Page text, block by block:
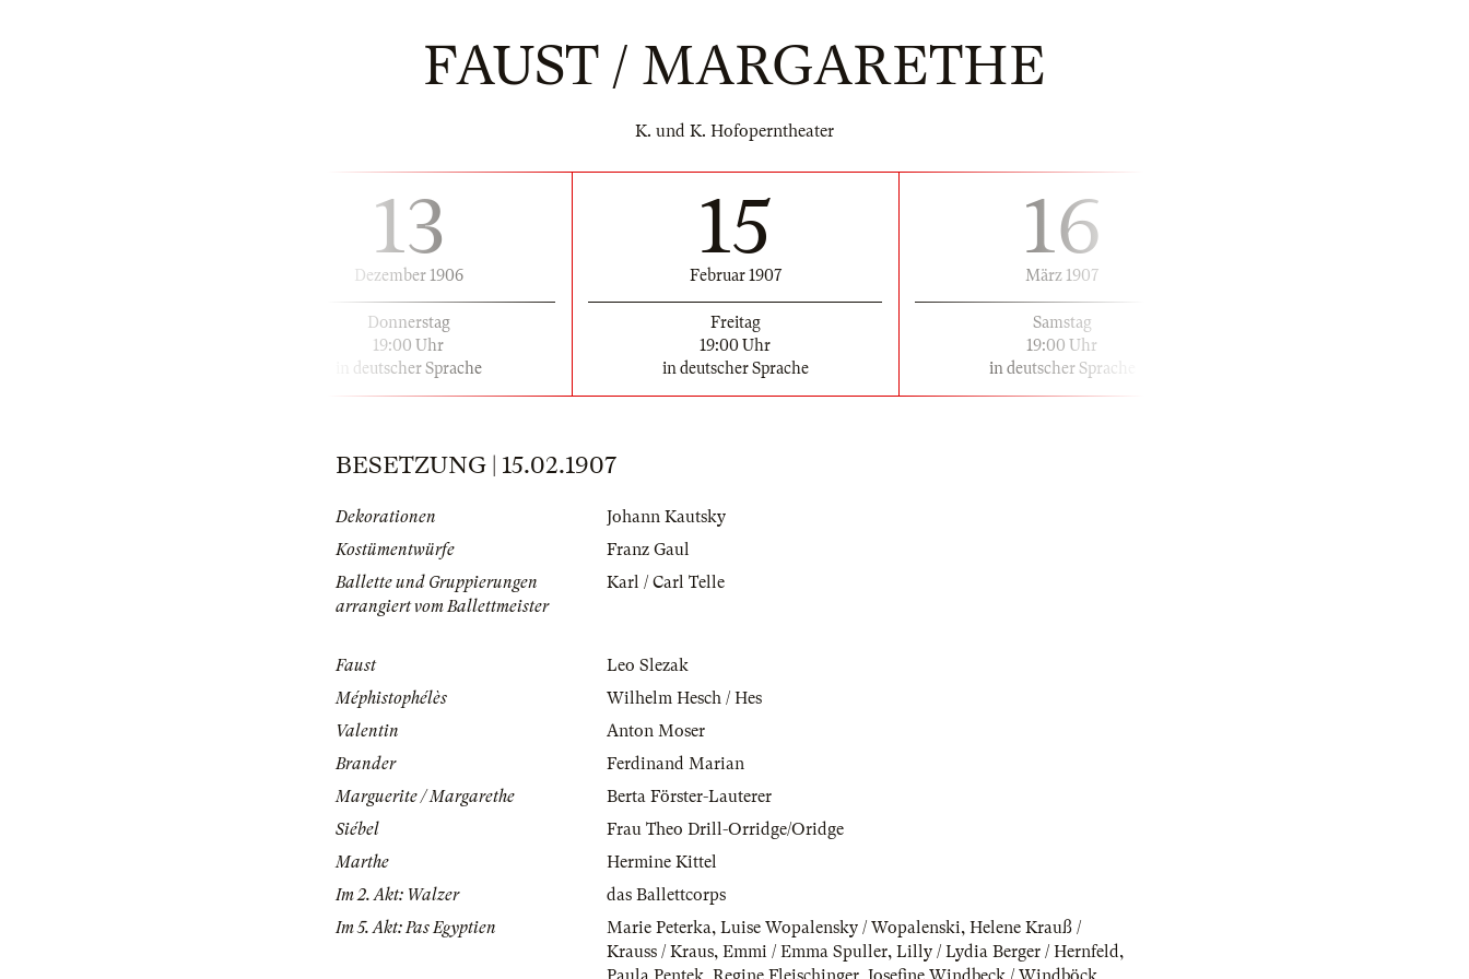
FAUST / MARGARETHE
K. und K. Hofoperntheater
13
Dezember 1906
Donnerstag
19:00 Uhr
in deutscher Sprache
15
Februar 1907
Freitag
19:00 Uhr
in deutscher Sprache
16
März 1907
Samstag
19:00 Uhr
in deutscher Sprache
BESETZUNG | 15.02.1907
Dekorationen
Johann Kautsky
Kostümentwürfe
Franz Gaul
Ballette und Gruppierungen
arrangiert vom Ballettmeister
Karl / Carl Telle
Faust
Leo Slezak
Méphistophélès
Wilhelm Hesch / Hes
Valentin
Anton Moser
Brander
Ferdinand Marian
Marguerite / Margarethe
Berta Förster-Lauterer
Siébel
Frau Theo Drill-Orridge/Oridge
Marthe
Hermine Kittel
Im 2. Akt: Walzer
das Ballettcorps
Im 5. Akt: Pas Egyptien
Marie Peterka, Luise Wopalensky / Wopalenski, Helene Krauß /
Krauss / Kraus, Emmi / Emma Spuller, Lilly / Lydia Berger / Hernfeld,